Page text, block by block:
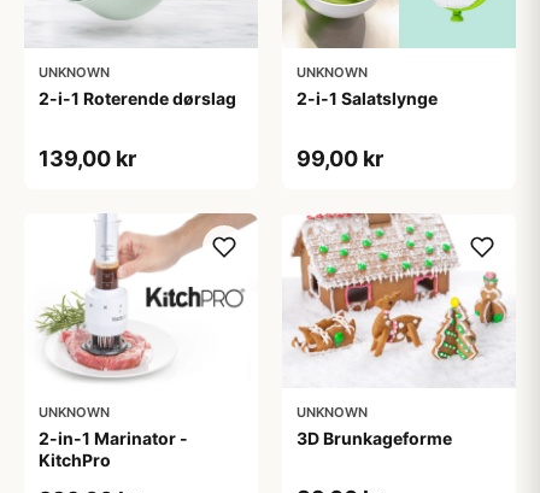
UNKNOWN
2-i-1 Roterende dørslag
139,00 kr
UNKNOWN
2-i-1 Salatslynge
99,00 kr
UNKNOWN
2-in-1 Marinator -
KitchPro
UNKNOWN
3D Brunkageforme